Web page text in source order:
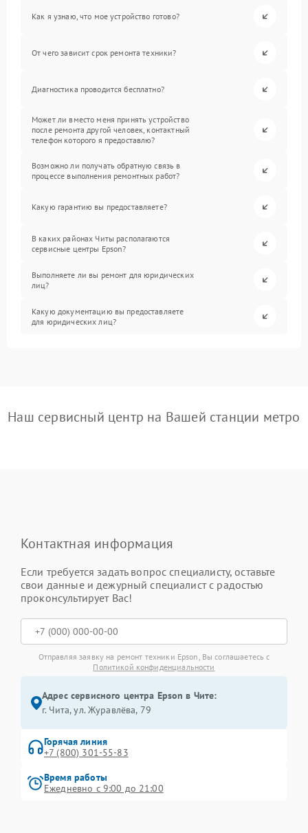
Как я узнаю, что мое устройство готово?
От чего зависит срок ремонта техники?
Диагностика проводится бесплатно?
Может ли вместо меня принять устройство
после ремонта другой человек, контактный
телефон которого я предоставлю?
Возможно ли получать обратную связь в
процессе выполнения ремонтных работ?
Какую гарантию вы предоставляете?
В каких районах Читы располагаются
сервисные центры Epson?
Выполняете ли вы ремонт для юридических
лиц?
Какую документацию вы предоставляете
для юридических лиц?
Наш сервисный центр на Вашей станции метро
Контактная информация
Если требуется задать вопрос специалисту, оставьте
свои данные и дежурный специалист с радостью
проконсультирует Вас!
Отправляя заявку на ремонт техники Epson, Вы соглашаетесь с
Политикой конфиденциальности
Адрес сервисного центра Epson в Чите:
г. Чита, ул. Журавлёва, 79
Горячая линия
+7 (800) 301-55-83
Время работы
Ежедневно с 9:00 до 21:00